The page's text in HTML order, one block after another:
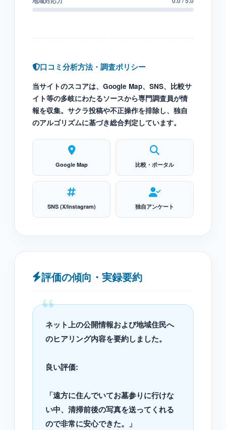
口コミ分析方法・調査ポリシー
当サイトのスコアは、Google Map、SNS、比較サ
イト等の多岐にわたるソースから専門調査員が情
報を収集。サクラ投稿や不正操作を排除し、独自
のアルゴリズムに基づき総合判定しています。
Google Map 比較・ポータル
SNS (X/Instagram) 独自アンケート
評価の傾向・実録要約
ネット上の公開情報および地域住民へ
のヒアリング内容を要約しました。
良い評価:
「遠方に住んでいてお墓参りに行けな
い中、清掃前後の写真を送ってくれる
ので非常に安心できた。」